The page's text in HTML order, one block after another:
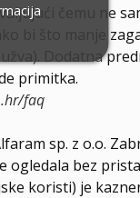
čemu ne
bi što manje
Dodatna
primitka.
faq
sp. z o.o.
bez
koristi) je